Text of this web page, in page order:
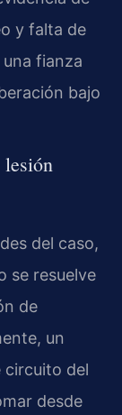
y falta de
fianza
bajo
lesión
del caso,
se resuelve
de
un
circuito del
desde